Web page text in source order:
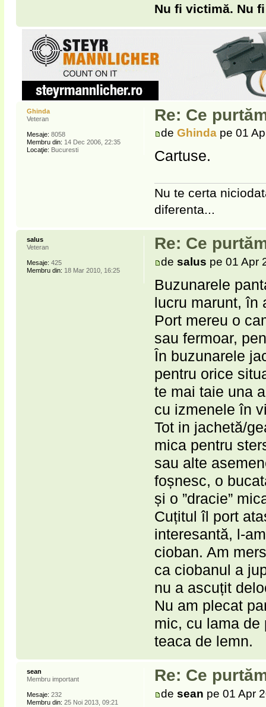
Nu fi victimă. Nu
Re: Ce
deGhinda pe 01
Cartuse.
Nu te certa
diferenta...
Ghinda
Veteran
Mesaje: 8058
Membru din: 14 Dec 2006, 22:35
Locaţie: Bucuresti
Re: Ce
desalus pe 01 Apr
Buzunarele
lucru marunt, în
Port mereu o
sau fermoar,
În buzunarele
pentru orice
te mai taie una
cu izmenele în
Tot in jachetă/
mica pentru
sau alte
foșnesc, o
și o ”dracie”
Cuțitul îl port
interesantă, l-
cioban. Am
ca ciobanul a
nu a ascuțit
Nu am plecat
mic, cu lama de
teaca de lemn.
salus
Veteran
Mesaje: 425
Membru din: 18 Mar 2010, 16:25
Re: Ce
desean pe 01 Apr
sean
Membru important
Mesaje: 232
Membru din: 25 Noi 2013, 09:21